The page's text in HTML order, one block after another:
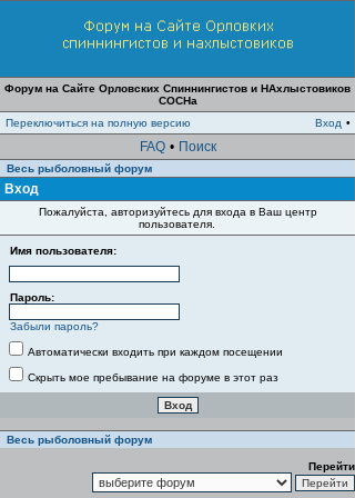
Форум на Сайте Орловских Спиннингистов и НАхлыстовиков
СОСНа
Переключиться на полную версию
Вход •
FAQ • Поиск
Весь рыболовный форум
Вход
Пожалуйста, авторизуйтесь для входа в Ваш центр
пользователя.
Имя пользователя:
Пароль:
Забыли пароль?
Автоматически входить при каждом посещении
Скрыть мое пребывание на форуме в этот раз
Весь рыболовный форум
Перейти